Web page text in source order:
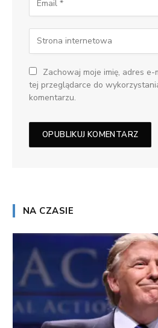
Zachowaj moje imię, adres
tej przeglądarce do
komentarzu.
NA CZASIE